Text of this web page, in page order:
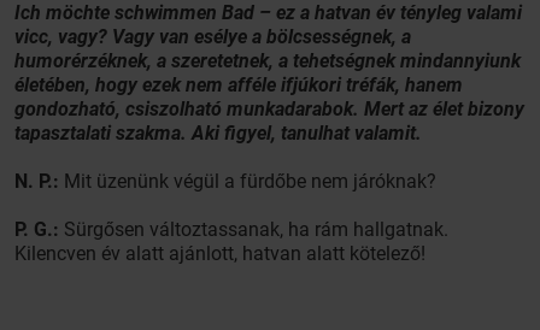
Ich möchte schwimmen Bad – ez a hatvan év tényleg valami
vicc, vagy? Vagy van esélye a bölcsességnek, a
humorérzéknek, a szeretetnek, a tehetségnek mindannyiunk
életében, hogy ezek nem afféle ifjúkori tréfák, hanem
gondozható, csiszolható munkadarabok. Mert az élet bizony
tapasztalati szakma. Aki figyel, tanulhat valamit.
N. P.: Mit üzenünk végül a fürdőbe nem járóknak?
P. G.: Sürgősen változtassanak, ha rám hallgatnak.
Kilencven év alatt ajánlott, hatvan alatt kötelező!